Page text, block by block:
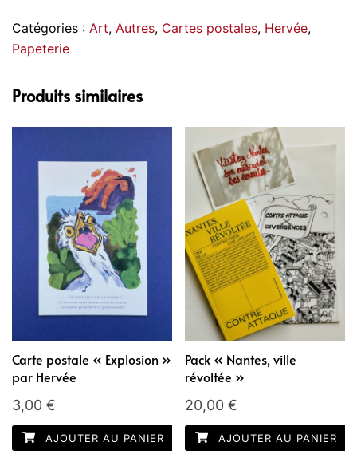
fable
de
grenouille"
Catégories : Art, Autres, Cartes postales, Hervée,
Papeterie
Produits similaires
Carte postale « Explosion »
par Hervée
3,00 €
AJOUTER AU PANIER
Pack « Nantes, ville
révoltée »
20,00€
AJOUTER AU PANIER